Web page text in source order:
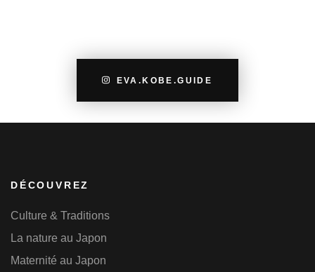
EVA.KOBE.GUIDE
DÉCOUVREZ
Culture & Traditions
La nature au Japon
Maternité au Japon